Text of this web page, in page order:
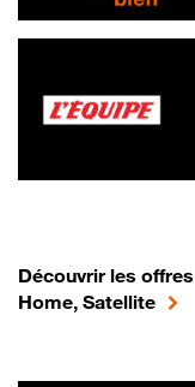
Découvrir les
Home, Satellite